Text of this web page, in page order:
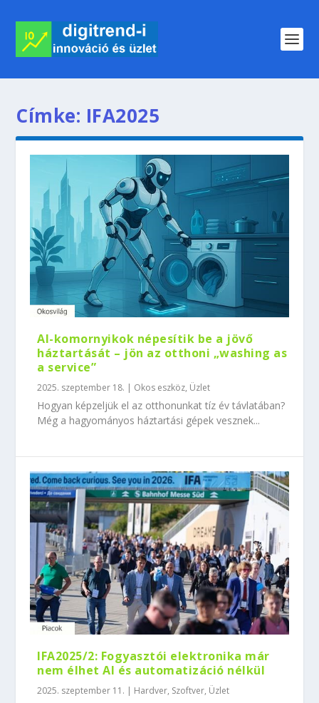
Címke: IFA2025
AI-komornyikok népesítik be a jövő
háztartását – jön az otthoni „washing as
a service”
2025. szeptember 18. | Okos eszköz, Üzlet
Hogyan képzeljük el az otthonunkat tíz év távlatában?
Még a hagyományos háztartási gépek vesznek...
IFA2025/2: Fogyasztói elektronika már
nem élhet AI és automatizáció nélkül
2025. szeptember 11. | Hardver, Szoftver, Üzlet